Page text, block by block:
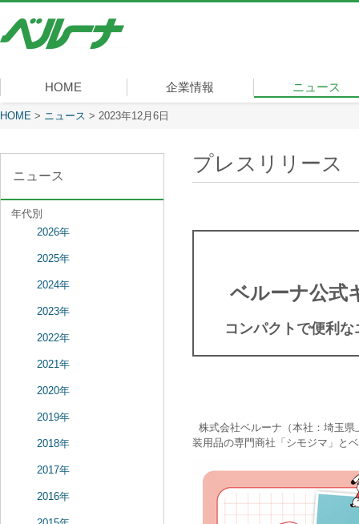
式
ベ
ル
ー
HOME 企業情報
社長メッセージ
会社概要
経営理念
沿革
組織図
事業内容
役員一覧
所在地
ニュース
現在表示しているページ
HOME > ニュース > 2023年12月6日
プレスリリース
ベルーナ公式
コンパクトで便利
株式会社ベルーナ（本社：埼玉
装用品の専門商社「シモジマ」と
ニュース
年代別
2026年
2025年
2024年
2023年
2022年
2021年
2020年
2019年
2018年
2017年
2016年